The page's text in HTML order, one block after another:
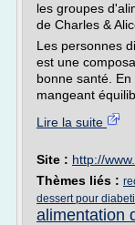
les groupes
de Charles &
Les personnes
est une
bonne santé.
mangeant
Lire la suite
Site : http://
Thèmes liés :
dessert pour
alimentation